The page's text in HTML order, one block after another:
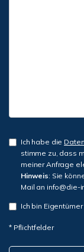
Ich habe die
stimme zu, dass
meiner Anfrage
Hinweis: Sie
Mail an info@die-
Ich bin
* Pflichtfelder